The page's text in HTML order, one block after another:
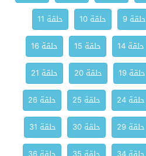
حلقة 9 حلقة 10
حلقة 11
حلقة 14 حلقة 15
حلقة 16
حلقة 19 حلقة 20
حلقة 21
حلقة 24 حلقة 25
حلقة 26
حلقة 29 حلقة 30
حلقة 31